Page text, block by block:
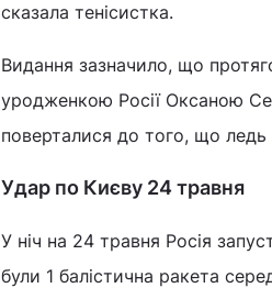
сказала тенісистка.
Видання зазначило, що
уродженкою Росії Оксаною
поверталися до того, що ледь
Удар по Києву 24 травня
У ніч на 24 травня Росія
були 1 балістична ракета